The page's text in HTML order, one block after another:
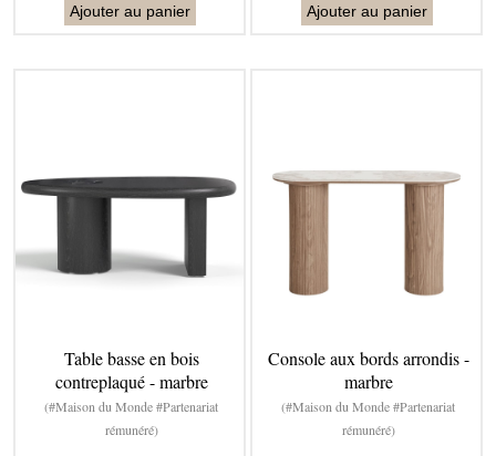
Ajouter au panier Ajouter au panier
Table basse en bois
contreplaqué - marbre
(#Maison du Monde #Partenariat
rémunéré)
Console aux bords arrondis -
marbre
(#Maison du Monde #Partenariat
rémunéré)